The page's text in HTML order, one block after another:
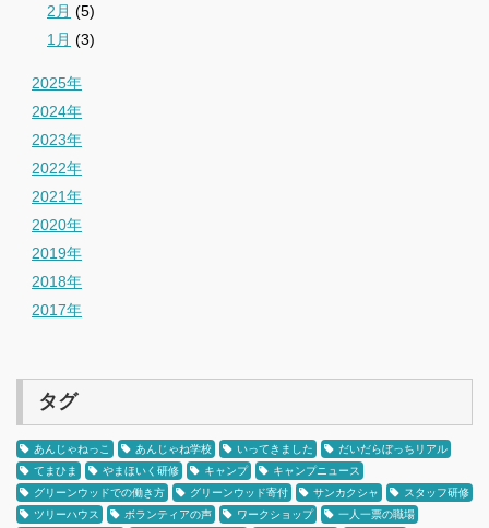
2月 (5)
1月 (3)
2025年
2024年
2023年
2022年
2021年
2020年
2019年
2018年
2017年
タグ
あんじゃねっこ あんじゃね学校 いってきました
だいだらぼっちリアル
てまひま
やまほいく研修 キャンプ
キャンプニュース
グリーンウッドでの働き方
グリーンウッド寄付 サンカクシャ
スタッフ研修
ツリーハウス
ボランティアの声 ワークショップ 一人一票の職場